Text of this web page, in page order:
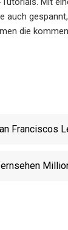
auch
die
Franciscos